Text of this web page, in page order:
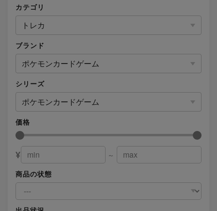
カテゴリ
トレカ
ブランド
ポケモンカードゲーム
シリーズ
ポケモンカードゲーム
価格
¥
～
商品の状態